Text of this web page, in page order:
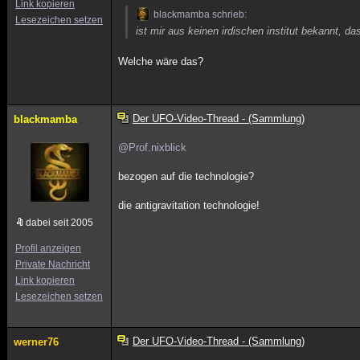
Link kopieren
Lesezeichen setzen
blackmamba schrieb:
ist mir aus keinen irdischen institut bekannt,
Welche wäre das?
blackmamba
dabei seit 2005
Profil anzeigen
Private Nachricht
Link kopieren
Lesezeichen setzen
Der UFO-Video-Thread - (Sammlung)
@Prof.nixblick
bezogen auf die technologie?
die antigravitation technologie!
werner76 Der UFO-Video-Thread - (Sammlung)